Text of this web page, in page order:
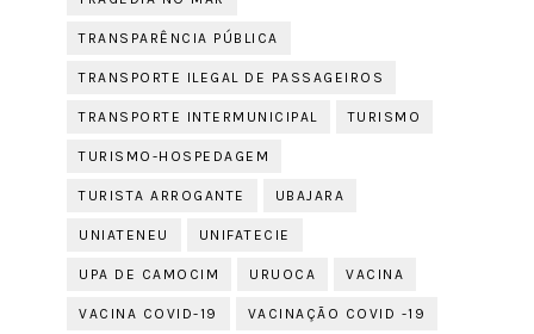
TRANSPARÊNCIA PÚBLICA
TRANSPORTE ILEGAL DE PASSAGEIROS
TRANSPORTE INTERMUNICIPAL TURISMO
TURISMO-HOSPEDAGEM
TURISTA ARROGANTE UBAJARA
UNIATENEU UNIFATECIE
UPA DE CAMOCIM URUOCA VACINA
VACINA COVID-19 VACINAÇÃO COVID -19